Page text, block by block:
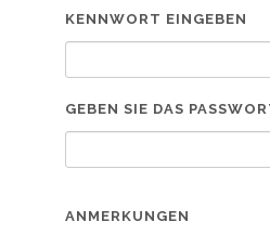
KENNWORT EINGEBEN
GEBEN SIE DAS
ANMERKUNGEN